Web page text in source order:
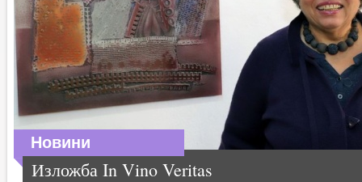
Новини
Изложба In Vino Veritas